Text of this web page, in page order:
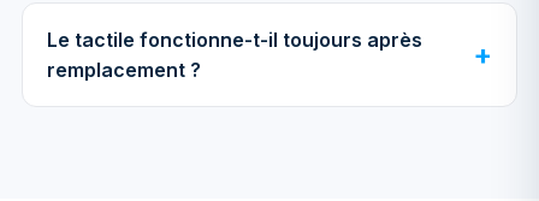
Le tactile fonctionne-t-il toujours après
remplacement ?